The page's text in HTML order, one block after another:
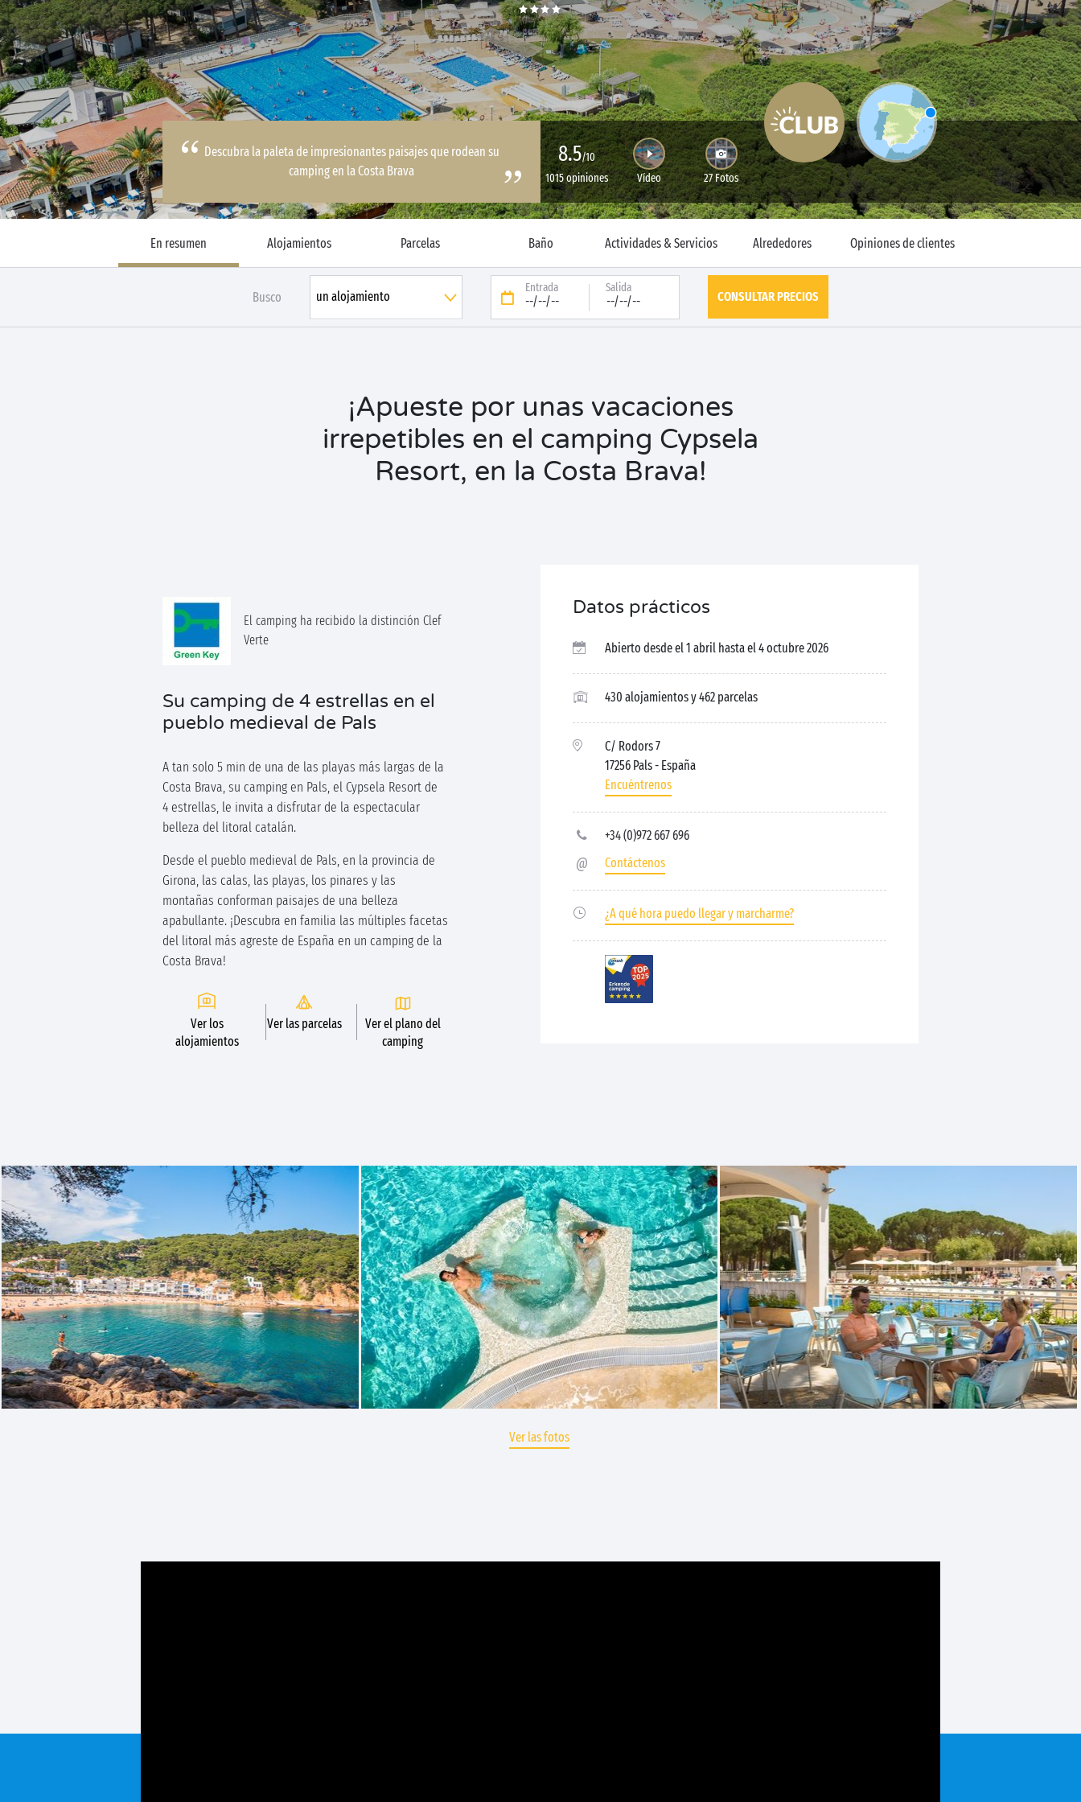
Descubra la paleta de impresionantes paisajes que rodean su
camping en la Costa Brava
8.5/10
1015 opiniones
Vídeo 27 Fotos
En resumen Alojamientos Parcelas Baño Actividades & Servicios Alrededores Opiniones de clientes
Busco
Entrada
--/--/--
Salida
--/--/-- CONSULTAR PRECIOS
¡Apueste por unas vacaciones
irrepetibles en el camping Cypsela
Resort, en la Costa Brava!
El camping ha recibido la distinción Clef
Verte
Su camping de 4 estrellas en el
pueblo medieval de Pals
A tan solo 5 min de una de las playas más largas de la
Costa Brava, su camping en Pals, el Cypsela Resort de
4 estrellas, le invita a disfrutar de la espectacular
belleza del litoral catalán.
Desde el pueblo medieval de Pals, en la provincia de
Girona, las calas, las playas, los pinares y las
montañas conforman paisajes de una belleza
apabullante. ¡Descubra en familia las múltiples facetas
del litoral más agreste de España en un camping de la
Costa Brava!
Ver los
alojamientos
Ver las parcelas
Ver el plano del
camping
Datos prácticos
Abierto desde el 1 abril hasta el 4 octubre 2026
430 alojamientos y 462 parcelas
C/ Rodors 7
17256 Pals- España
Encuéntrenos
+34 (0)972 667 696
Contáctenos
¿A qué hora puedo llegar y marcharme?
Ver las fotos